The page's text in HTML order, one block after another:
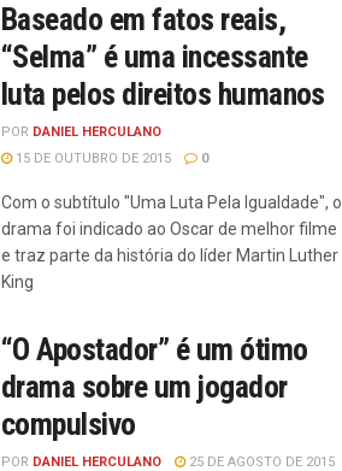
Baseado em fatos reais,
“Selma” é uma incessante
luta pelos direitos humanos
POR DANIEL HERCULANO
15 DE OUTUBRO DE 2015
0
Com o subtítulo "Uma Luta Pela Igualdade", o
drama foi indicado ao Oscar de melhor filme
e traz parte da história do líder Martin Luther
King
“O Apostador” é um ótimo
drama sobre um jogador
compulsivo
POR DANIEL HERCULANO 25 DE AGOSTO DE 2015